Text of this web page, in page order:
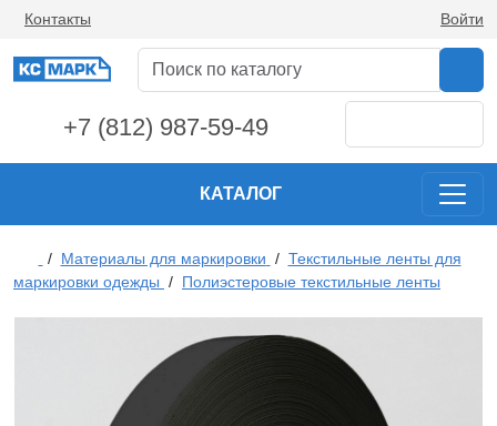
Контакты Войти
+7 (812) 987-59-49
КАТАЛОГ
/ Материалы для маркировки / Текстильные ленты для
маркировки одежды / Полиэстеровые текстильные ленты